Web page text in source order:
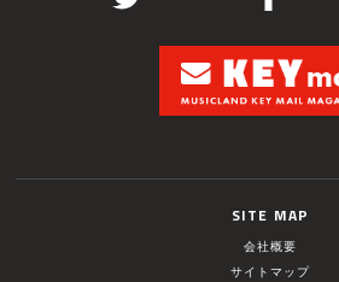
SITE MAP
会社概要
サイトマップ